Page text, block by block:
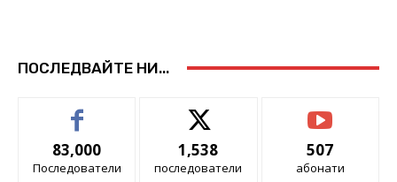
ПОСЛЕДВАЙТЕ НИ...
83,000
Последователи
1,538
последователи
507
абонати